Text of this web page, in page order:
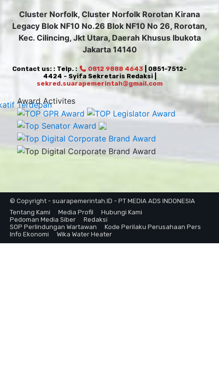
Cluster Norfolk, Cluster Norfolk Rorotan Kirana
Legacy Blok NF10 No.26 Blok NF10 No 26, Rorotan,
Kec. Cilincing, Jkt Utara, Daerah Khusus Ibukota
Jakarta 14140
Contact us: : Telp. : 0812 9888 4643 | 0851-7512-
4424 - Syifa Sekretaris Redaksi |
sekred.suarapemerintah@gmail.com
Award Activites
© Copyright - suarapemerintah.ID - PT MEDIA ADS INDONESIA
Tentang Kami
Media Profil
Hubungi Kami
Pedoman Media Siber
Redaksi
SOP Perlindungan Wartawan
Kode Perilaku Perusahaan Pers
Info Ekonomi
Wika Water Heater